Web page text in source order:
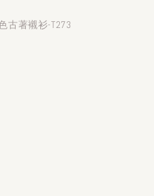
古著襯衫-T273